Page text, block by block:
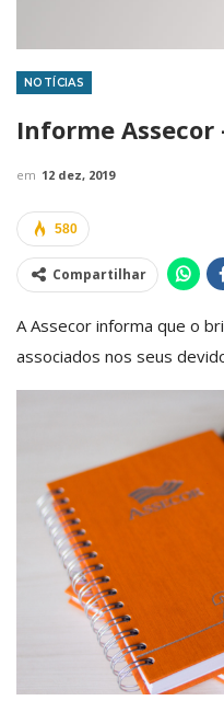
NOTÍCIAS
Informe Assecor
em 12 dez, 2019
580
Compartilhar
A Assecor informa que o
associados nos seus